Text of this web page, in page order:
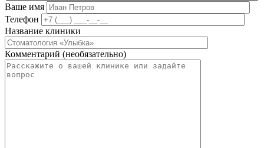
Ваше имя
Телефон
Название клиники
Комментарий (необязательно)